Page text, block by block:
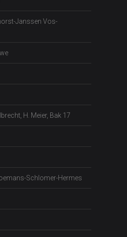
Janssen Vos-
H. Meier, Bak 17
Schlomer-Hermes